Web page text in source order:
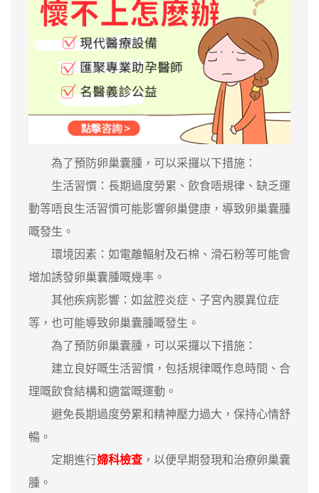
為了預防卵巢囊腫，可以采攞以下措施：
生活習慣：長期過度勞累、飲食唔規律、缺乏運
動等唔良生活習慣可能影響卵巢健康，導致卵巢囊腫
嘅發生。
環境因素：如電離輻射及石棉、滑石粉等可能會
增加誘發卵巢囊腫嘅幾率。
其他疾病影響：如盆腔炎症、子宮內膜異位症
等，也可能導致卵巢囊腫嘅發生。
為了預防卵巢囊腫，可以采攞以下措施：
建立良好嘅生活習慣，包括規律嘅作息時間、合
理嘅飲食結構和適當嘅運動。
避免長期過度勞累和精神壓力過大，保持心情舒
暢。
定期進行婦科檢查 ，以便早期發現和治療卵巢囊
腫。